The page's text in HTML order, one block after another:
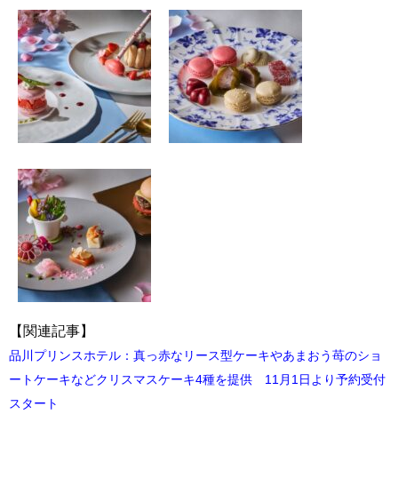
【関連記事】
品川プリンスホテル：真っ赤なリース型ケーキやあまおう苺のショ
ートケーキなどクリスマスケーキ4種を提供 11月1日より予約受付
スタート